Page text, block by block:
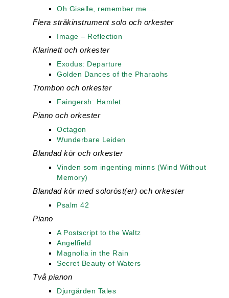
Oh Giselle, remember me ...
Flera stråkinstrument solo och orkester
Image – Reflection
Klarinett och orkester
Exodus: Departure
Golden Dances of the Pharaohs
Trombon och orkester
Faingersh: Hamlet
Piano och orkester
Octagon
Wunderbare Leiden
Blandad kör och orkester
Vinden som ingenting minns (Wind Without
Memory)
Blandad kör med soloröst(er) och orkester
Psalm 42
Piano
A Postscript to the Waltz
Angelfield
Magnolia in the Rain
Secret Beauty of Waters
Två pianon
Djurgården Tales